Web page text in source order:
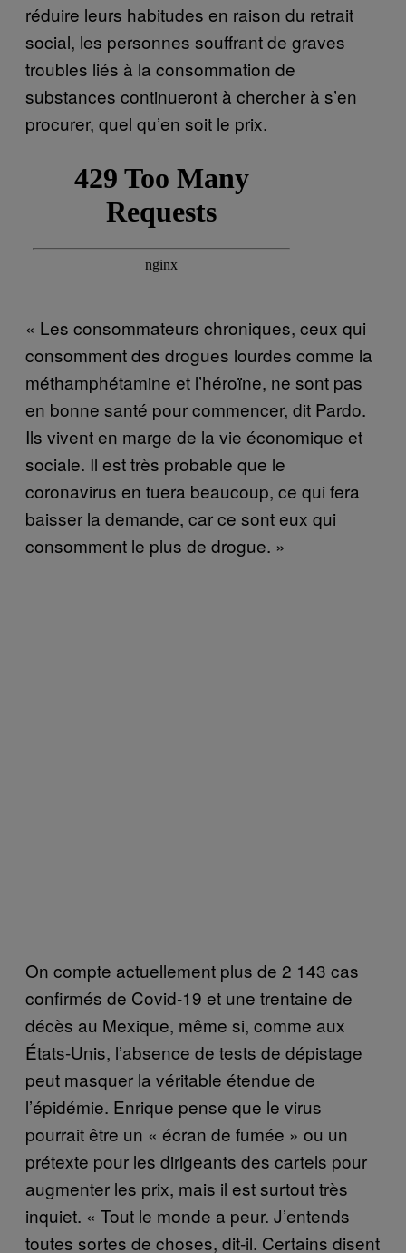
réduire leurs habitudes en raison du retrait
social, les personnes souffrant de graves
troubles liés à la consommation de
substances continueront à chercher à s’en
procurer, quel qu’en soit le prix.
« Les consommateurs chroniques, ceux qui
consomment des drogues lourdes comme la
méthamphétamine et l’héroïne, ne sont pas
en bonne santé pour commencer, dit Pardo.
Ils vivent en marge de la vie économique et
sociale. Il est très probable que le
coronavirus en tuera beaucoup, ce qui fera
baisser la demande, car ce sont eux qui
consomment le plus de drogue. »
On compte actuellement plus de 2 143 cas
confirmés de Covid-19 et une trentaine de
décès au Mexique, même si, comme aux
États-Unis, l’absence de tests de dépistage
peut masquer la véritable étendue de
l’épidémie. Enrique pense que le virus
pourrait être un « écran de fumée » ou un
prétexte pour les dirigeants des cartels pour
augmenter les prix, mais il est surtout très
inquiet. « Tout le monde a peur. J’entends
toutes sortes de choses, dit-il. Certains disent